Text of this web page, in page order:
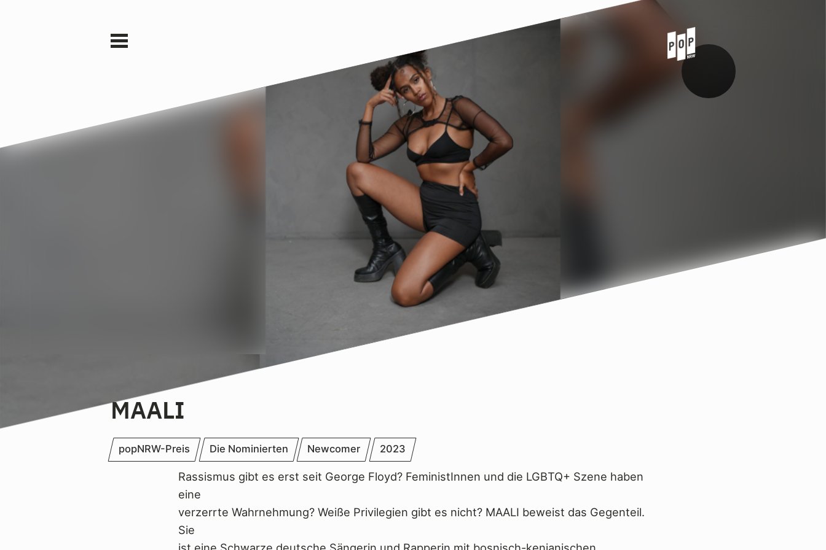
MAALI
popNRW-Preis Die Nominierten Newcomer 2023
Rassismus gibt es erst seit George Floyd? FeministInnen und die LGBTQ+ Szene haben
eine
verzerrte Wahrnehmung? Weiße Privilegien gibt es nicht? MAALI beweist das Gegenteil.
Sie